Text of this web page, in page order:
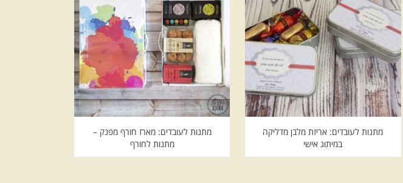
מתנות לעובדים: אריזת מלבן מדליקה
במיתוג אישי
מתנות לעובדים: מארז חורף מפנק –
מתנות לחורף